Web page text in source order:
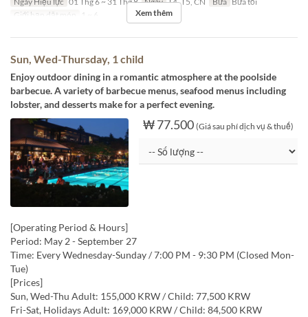
Giới hạn dặt món
1 ~ 6 Xem thêm
Sun, Wed-Thursday, 1 child
Enjoy outdoor dining in a romantic atmosphere at the poolside
barbecue. A variety of barbecue menus, seafood menus including
lobster, and desserts make for a perfect evening.
₩ 77.500 (Giá sau phí dịch vụ & thuế)
[Operating Period & Hours]
Period: May 2 - September 27
Time: Every Wednesday-Sunday / 7:00 PM - 9:30 PM (Closed Mon-
Tue)
[Prices]
Sun, Wed-Thu Adult: 155,000 KRW / Child: 77,500 KRW
Fri-Sat, Holidays Adult: 169,000 KRW / Child: 84,500 KRW